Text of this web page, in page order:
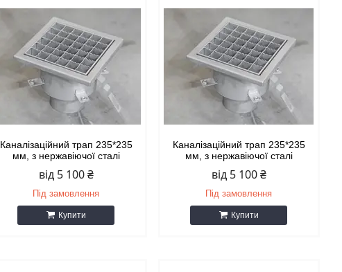
Каналізаційний трап 235*235
мм, з нержавіючої сталі
від 5 100 ₴
Під замовлення
Купити
Каналізаційний трап 235*235
мм, з нержавіючої сталі
від 5 100 ₴
Під замовлення
Купити